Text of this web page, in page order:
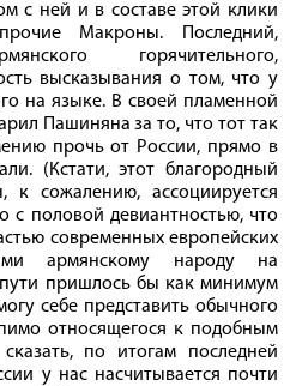
с ней и в составе этой клики
Макроны. Последний,
горячительного,
высказывания о том, что у
на языке. В своей пламенной
Пашиняна за то, что тот так
прочь от России, прямо в
(Кстати, этот благородный
к сожалению, ассоциируется
с половой девиантностью, что
современных европейских
армянскому народу на
пришлось бы как минимум
себе представить обычного
относящегося к подобным
по итогам последней
у нас насчитывается почти